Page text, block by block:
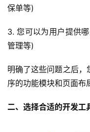
保单等)
3. 您可以为用户提供
管理等)
明确了这些问题之后，
序的功能模块和页面布
二、选择合适的开发工